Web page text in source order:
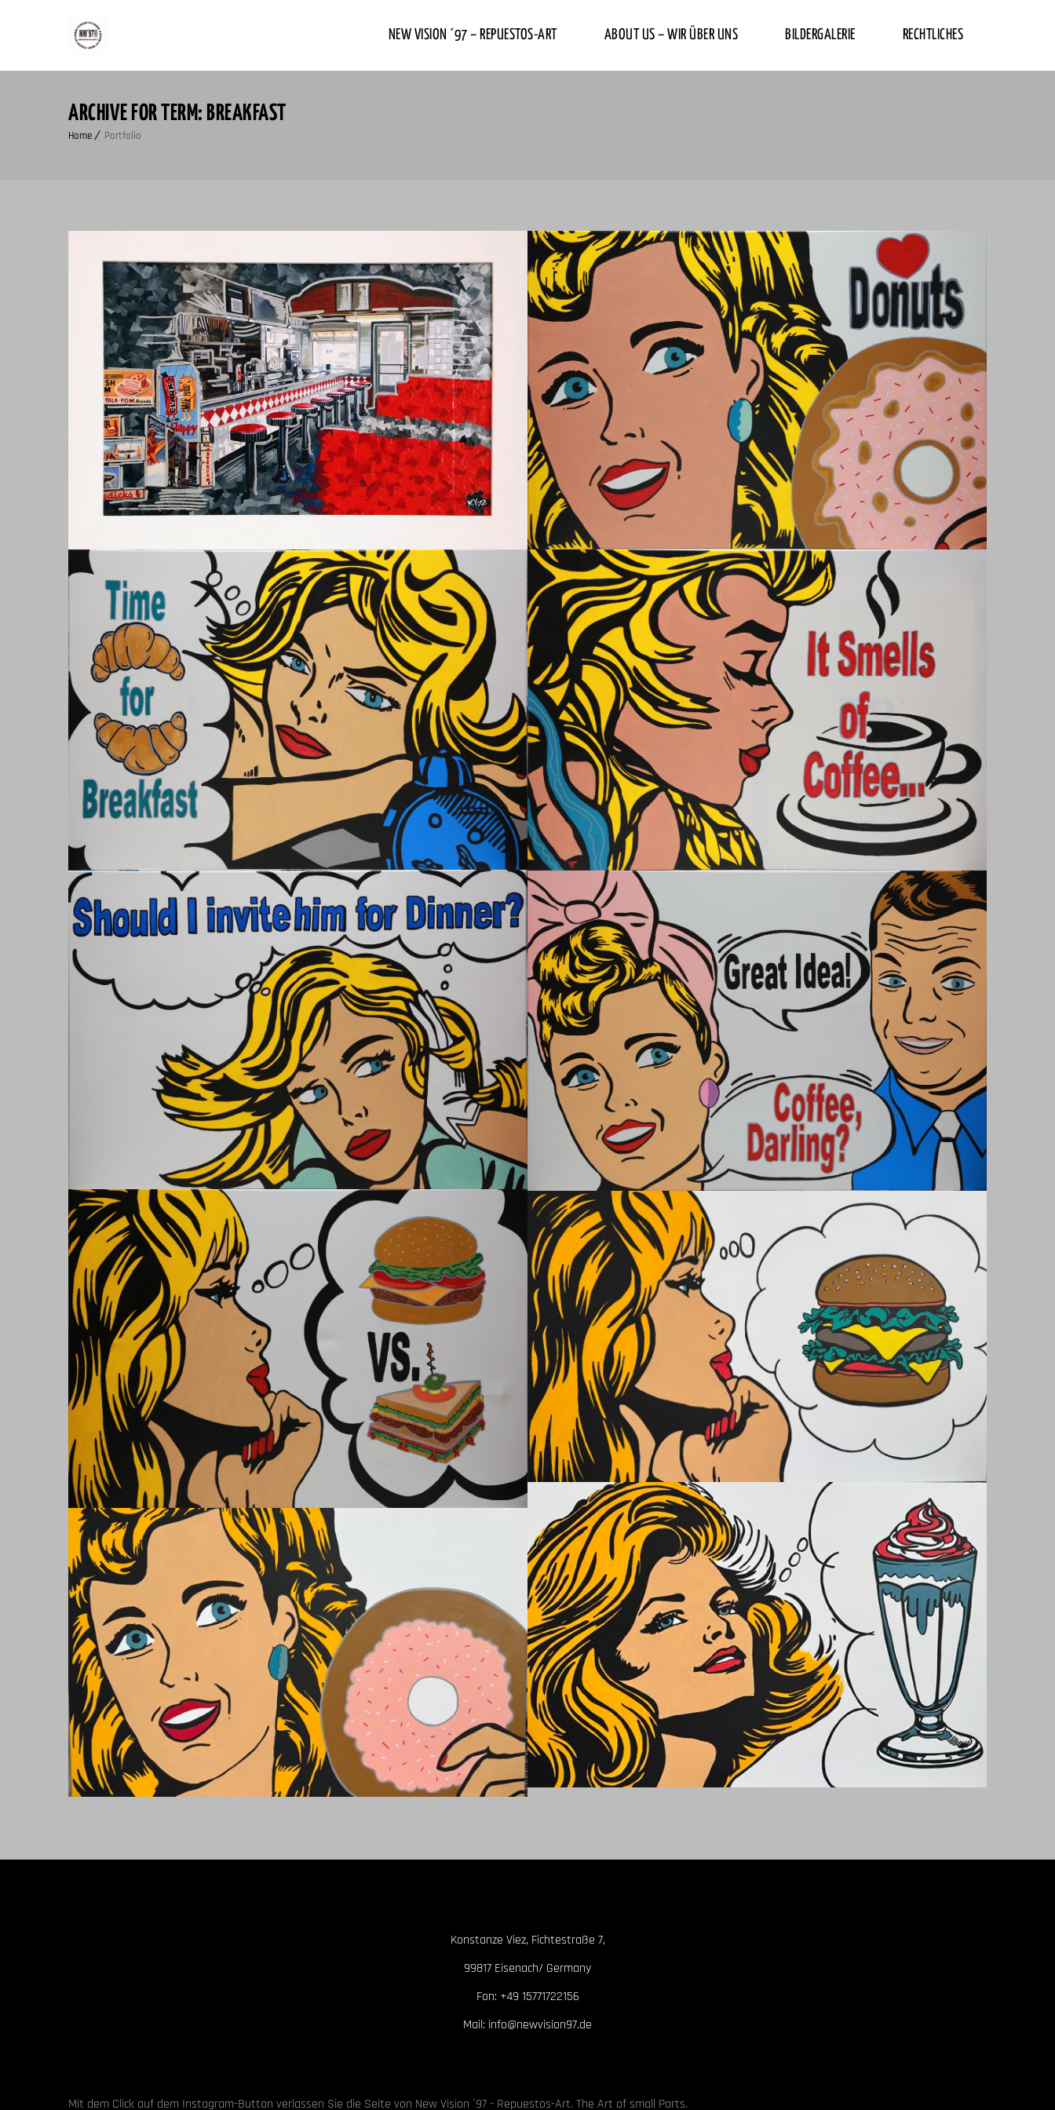
NEW VISION ´97 – REPUESTOS-ART ABOUT US – WIR ÜBER UNS BILDERGALERIE RECHTLICHES
ARCHIVE FOR TERM: BREAKFAST
Home Portfolio
COSINESS
Handicraft Materialcollage Works - Arbeiten 2022
I LOVE DONUTS
Handicraft Works - Arbeiten 2025
TIME FOR BREAKFAST – HOMAGE TO ROY LICHTENSTEIN
Handicraft Works - Arbeiten 2025
IT SMELLS OF COFFEE – HOMAGE TO ROY LICHTENSTEIN
Handicraft Works - Arbeiten 2025
INVITATION TO DINNER – HOMAGE TO ROY LICHTENSTEIN
Handicraft Works - Arbeiten 2025
COFFEE DARLING?
Handicraft Works - Arbeiten 2025
BURGER VS. SANDWICH
I LOVE BURGER
Handicraft Works - Arbeiten 2026
Konstanze Viez, Fichtestraße 7,
99817 Eisenach/ Germany
Fon: +49 15771722156
Mail: info@newvision97.de
Mit dem Click auf dem Instagram-Button verlassen Sie die Seite von New Vision ´97 - Repuestos-Art. The Art of small Parts.